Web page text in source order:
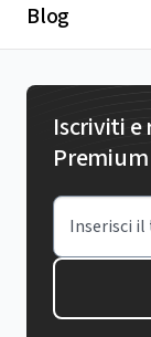
Blog
Iscriviti e
Inserisci